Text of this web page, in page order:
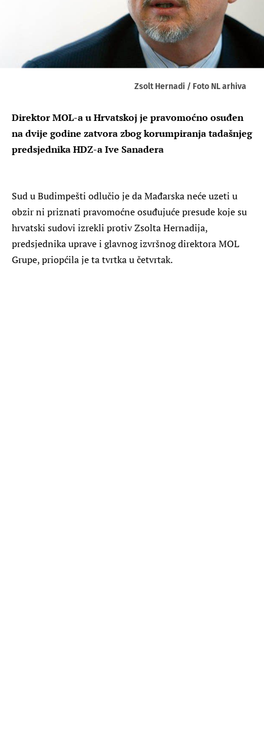
Zsolt Hernadi / Foto NL arhiva
Direktor MOL-a u Hrvatskoj je pravomoćno osuđen
na dvije godine zatvora zbog korumpiranja tadašnjeg
predsjednika HDZ-a Ive Sanadera
Sud u Budimpešti odlučio je da Mađarska neće uzeti u
obzir ni priznati pravomoćne osuđujuće presude koje su
hrvatski sudovi izrekli protiv Zsolta Hernadija,
predsjednika uprave i glavnog izvršnog direktora MOL
Grupe, priopćila je ta tvrtka u četvrtak.